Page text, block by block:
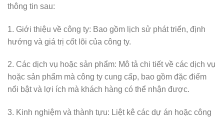
thông tin sau:
1. Giới thiệu về công ty: Bao gồm lịch sử phát triển, định
hướng và giá trị cốt lõi của công ty.
2. Các dịch vụ hoặc sản phẩm: Mô tả chi tiết về các dịch vụ
hoặc sản phẩm mà công ty cung cấp, bao gồm đặc điểm
nổi bật và lợi ích mà khách hàng có thể nhận được.
3. Kinh nghiệm và thành tựu: Liệt kê các dự án hoặc công